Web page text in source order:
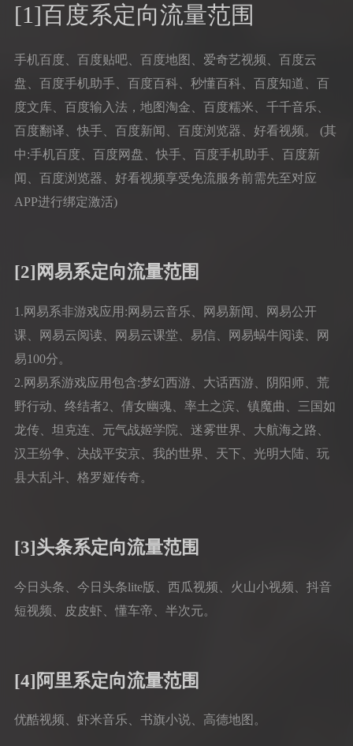
[1]百度系定向流量范围
手机百度、百度贴吧、百度地图、爱奇艺视频、百度云
盘、百度手机助手、百度百科、秒懂百科、百度知道、百
度文库、百度输入法，地图淘金、百度糯米、千千音乐、
百度翻译、快手、百度新闻、百度浏览器、好看视频。 (其
中:手机百度、百度网盘、快手、百度手机助手、百度新
闻、百度浏览器、好看视频享受免流服务前需先至对应
APP进行绑定激活)
[2]网易系定向流量范围
1.网易系非游戏应用:网易云音乐、网易新闻、网易公开
课、网易云阅读、网易云课堂、易信、网易蜗牛阅读、网
易100分。
2.网易系游戏应用包含:梦幻西游、大话西游、阴阳师、荒
野行动、终结者2、倩女幽魂、率土之滨、镇魔曲、三国如
龙传、坦克连、元气战姬学院、迷雾世界、大航海之路、
汉王纷争、决战平安京、我的世界、天下、光明大陆、玩
县大乱斗、格罗娅传奇。
[3]头条系定向流量范围
今日头条、今日头条lite版、西瓜视频、火山小视频、抖音
短视频、皮皮虾、懂车帝、半次元。
[4]阿里系定向流量范围
优酷视频、虾米音乐、书旗小说、高德地图。